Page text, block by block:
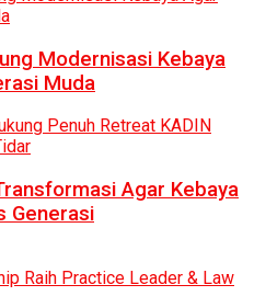
Modernisasi Kebaya
Muda
Agar Kebaya
Generasi